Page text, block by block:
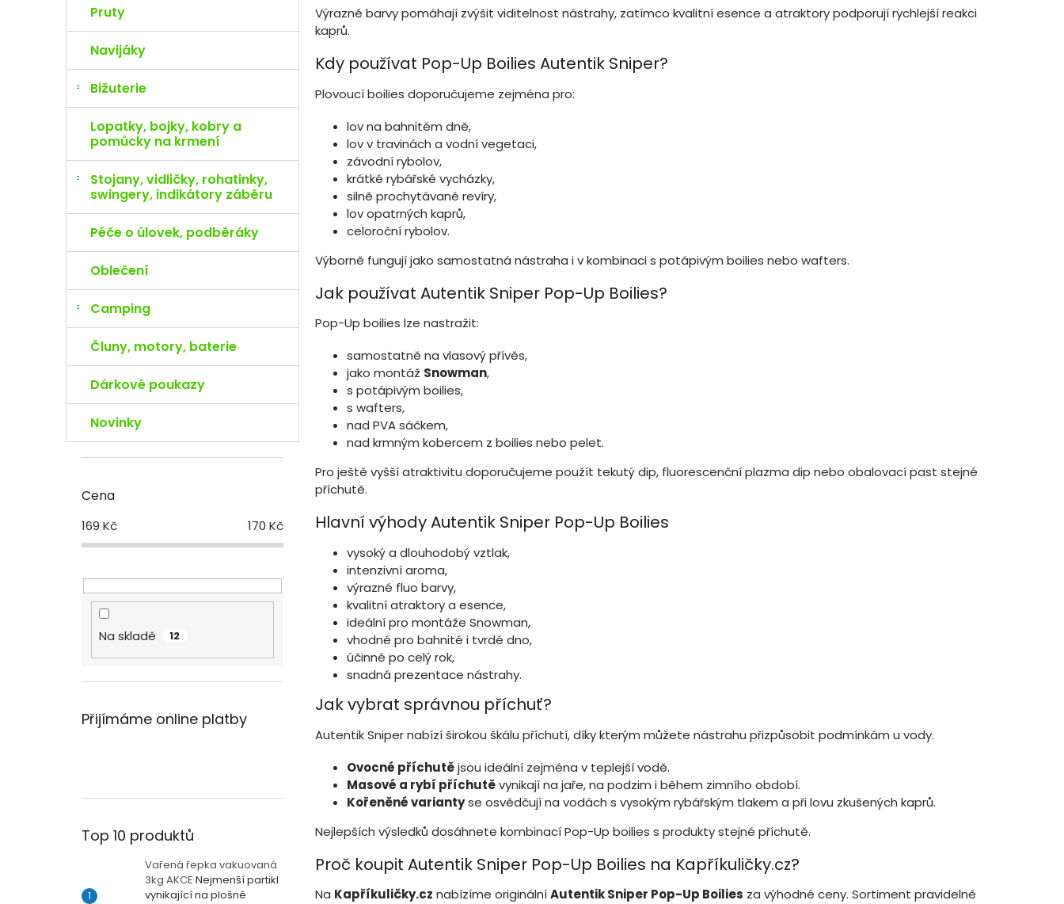
Pruty
Navijáky
Bižuterie
Lopatky, bojky, kobry a
pomůcky na krmení
Stojany, vidličky, rohatinky,
swingery, indikátory záběru
Péče o úlovek, podběráky
Oblečení
Camping
Čluny, motory, baterie
Dárkové poukazy
Novinky
Cena
169 Kč 170 Kč
Na skladě 12
Přijímáme online platby
Top 10 produktů
Vařená řepka vakuovaná
3kg AKCE Nejmenší partikl
vynikající na plošné
p
k
y
Výrazné barvy pomáhají zvýšit viditelnost nástrahy, zatímco kvalitní esence a atraktory podporují rychlejší reakci
kaprů.
Kdy používat Pop-Up Boilies Autentik Sniper?
Plovoucí boilies doporučujeme zejména pro:
lov na bahnitém dně,
lov v travinách a vodní vegetaci,
závodní rybolov,
krátké rybářské vycházky,
silně prochytávané revíry,
lov opatrných kaprů,
celoroční rybolov.
Výborně fungují jako samostatná nástraha i v kombinaci s potápivým boilies nebo wafters.
Jak používat Autentik Sniper Pop-Up Boilies?
Pop-Up boilies lze nastražit:
samostatně na vlasový přívěs,
jako montáž Snowman,
s potápivým boilies,
s wafters,
nad PVA sáčkem,
nad krmným kobercem z boilies nebo pelet.
Pro ještě vyšší atraktivitu doporučujeme použít tekutý dip, fluorescenční plazma dip nebo obalovací past stejné
příchutě.
Hlavní výhody Autentik Sniper Pop-Up Boilies
vysoký a dlouhodobý vztlak,
intenzivní aroma,
výrazné fluo barvy,
kvalitní atraktory a esence,
ideální pro montáže Snowman,
vhodné pro bahnité i tvrdé dno,
účinné po celý rok,
snadná prezentace nástrahy.
Jak vybrat správnou příchuť?
Autentik Sniper nabízí širokou škálu příchutí, díky kterým můžete nástrahu přizpůsobit podmínkám u vody.
Ovocné příchutějsou ideální zejména v teplejší vodě.
Masové a rybí příchutěvynikají na jaře, na podzim i během zimního období.
Kořeněné variantyse osvědčují na vodách s vysokým rybářským tlakem a při lovu zkušených kaprů.
Nejlepších výsledků dosáhnete kombinací Pop-Up boilies s produkty stejné příchutě.
Proč koupit Autentik Sniper Pop-Up Boilies na Kapříkuličky.cz?
Na Kapříkuličky.cz nabízíme originálníAutentik Sniper Pop-Up Boilies za výhodné ceny. Sortiment pravidelně